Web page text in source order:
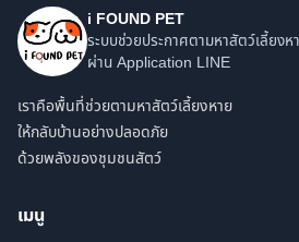
i FOUND PET
ระบบช่วยประกาศตามหาสัตว์เลี้ยงห
ผ่าน Application LINE
เราคือพื้นที่ช่วยตามหาสัตว์เลี้ยงหาย
ให้กลับบ้านอย่างปลอดภัย
ด้วยพลังของชุมชนสัตว์
เมนู